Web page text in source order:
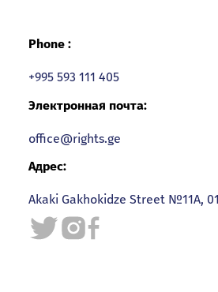
Phone :
+995 593 111 405
Электронная почта:
office@rights.ge
Адрес:
Akaki Gakhokidze Street №11A,